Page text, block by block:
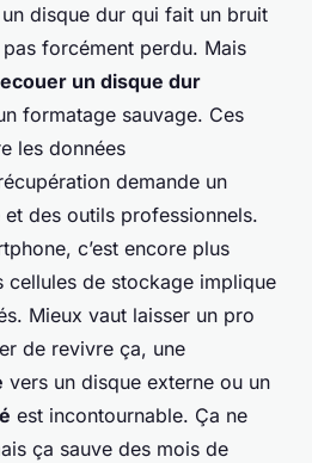
disque dur qui fait un bruit
forcément perdu. Mais
un disque dur
formatage sauvage. Ces
les données
demande un
des outils professionnels.
c’est encore plus
cellules de stockage implique
Mieux vaut laisser un pro
de revivre ça, une
vers un disque externe ou un
est incontournable. Ça ne
ça sauve des mois de